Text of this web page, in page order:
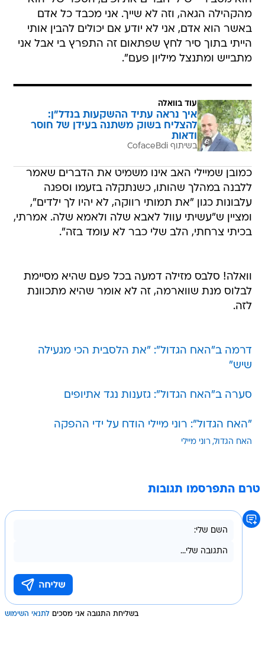
מהקהילה הגאה, וזה לא שייך. אני מכבד כל אדם
באשר הוא אדם, אני לא יודע אם יכולים להבין אותי
הייתי בתוך סיר לחץ שפתאום זה התפרץ בי אבל אני
מתבייש ומתנצל מיליון פעם".
עוד בוואלה
איך נראה עתיד ההשקעות בנדל"ן:
להצליח בשוק משתנה בעידן של חוסר
ודאות
בשיתוף CofaceBdi
כמובן שמיילי האב אינו משמיט את הדברים שאמר
ללבנה במהלך שהותו, כשנתקלה בזעמו וספגה
עלבונות כגון "את תמותי רווקה, לא יהיו לך ילדים",
ומציין ש"עשיתי עוול לאבא שלה ולאמא שלה. אמרתי,
בכיתי צרחתי, הלב שלי כבר לא עומד בזה".
וואלה! סלבס מזילה דמעה בכל פעם שהיא מסיימת
לבלוס מנת שווארמה, זה לא אומר שהיא מתכוונת
לזה.
דרמה ב"האח הגדול": "את הלסבית הכי מגעילה
שיש"
סערה ב"האח הגדול": גזענות נגד אתיופים
"האח הגדול": רוני מיילי הודח על ידי ההפקה
האח הגדול רוני מיילי
טרם התפרסמו תגובות
בשליחת התגובה אני מסכים לתנאי השימוש